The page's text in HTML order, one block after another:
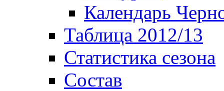
Календарь
Таблица 2012/13
Статистика сезона
Состав